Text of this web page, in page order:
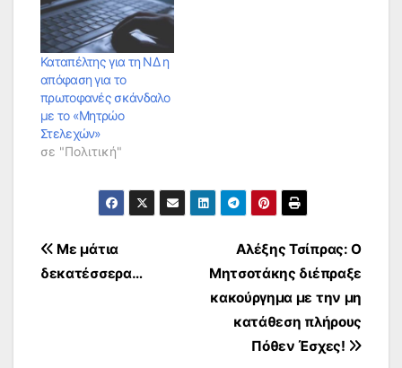
Καταπέλτης για τη ΝΔ η
απόφαση για το
πρωτοφανές σκάνδαλο
με το «Μητρώο
Στελεχών»
σε "Πολιτική"
Πλοήγηση
άρθρων
Αλέξης Τσίπρας: Ο
Μητσοτάκης διέπραξε
κακούργημα με την μη
κατάθεση πλήρους
Πόθεν Έσχες!
Με μάτια
δεκατέσσερα…